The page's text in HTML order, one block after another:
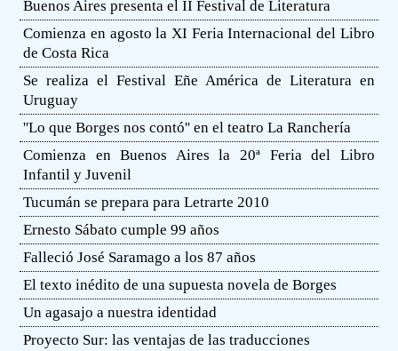
Buenos Aires presenta el II Festival de Literatura
Comienza en agosto la XI Feria Internacional del Libro
de Costa Rica
Se realiza el Festival Eñe América de Literatura en
Uruguay
''Lo que Borges nos contó'' en el teatro La Ranchería
Comienza en Buenos Aires la 20ª Feria del Libro
Infantil y Juvenil
Tucumán se prepara para Letrarte 2010
Ernesto Sábato cumple 99 años
Falleció José Saramago a los 87 años
El texto inédito de una supuesta novela de Borges
Un agasajo a nuestra identidad
Proyecto Sur: las ventajas de las traducciones